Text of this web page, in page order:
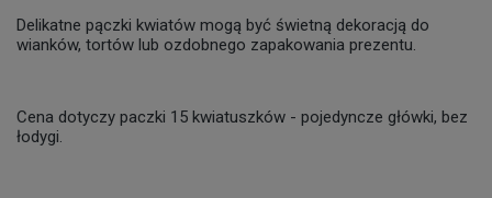
Delikatne pączki kwiatów mogą być świetną dekoracją do
wianków, tortów lub ozdobnego zapakowania prezentu.
Cena dotyczy paczki 15 kwiatuszków - pojedyncze główki, bez
łodygi.